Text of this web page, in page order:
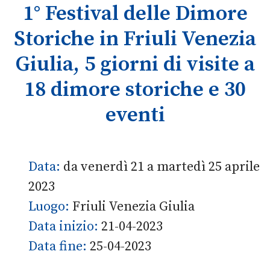
1° Festival delle Dimore
Storiche in Friuli Venezia
Giulia, 5 giorni di visite a
18 dimore storiche e 30
eventi
Data: da venerdì 21 a martedì 25 aprile
2023
Luogo: Friuli Venezia Giulia
Data inizio: 21-04-2023
Data fine: 25-04-2023